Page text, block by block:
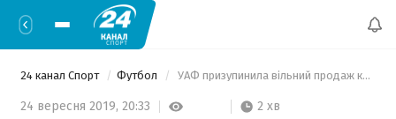
24 канал Спорт Футбол УАФ призупинила вільний продаж квитків на матч Євро-2020 між Україною і Португалією
24 вересня 2019, 20:33 2 хв